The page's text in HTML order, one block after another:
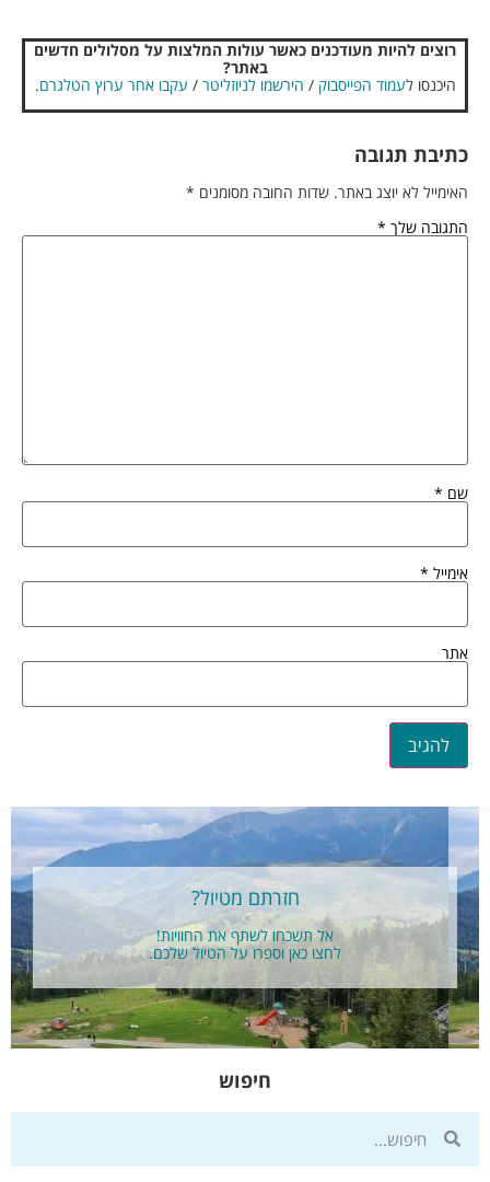
רוצים להיות מעודכנים כאשר עולות המלצות על מסלולים חדשים
באתר?
היכנסו לעמוד הפייסבוק / הירשמו לניוזליטר / עקבו אחר ערוץ הטלגרם.
כתיבת תגובה
האימייל לא יוצג באתר. שדות החובה מסומנים *
התגובה שלך *
שם *
אימייל *
אתר
חזרתם מטיול?
אל תשכחו לשתף את החוויות!
לחצו כאן וספרו על הטיול שלכם.
חיפוש